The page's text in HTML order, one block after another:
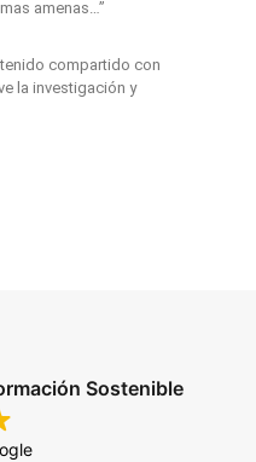
amenas…”
compartido con
la investigación y
Sostenible